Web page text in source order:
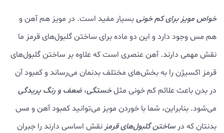
خواص مویز برای کم خونیبسیار مفید است. در مویز هم آهن و
هم مس وجود دارد و این دو ماده برای ساختن گلبول‌های قرمز ما
نقش مهمی دارند. آهن عنصری است که علاوه بر ساختن گلبول‌های
قرمز اکسیژن را به بخش‌های مختلف بدنمان می‌رساند و کمبود آن
در بدن باعث علائم کم خونی مثلخستگی، ضعف و رنگ پریدگی
می‌شود. بنابراین، شما با خوردن مویز می‌توانید کمبود آهن و مس
بدنتان که درساختن گلبول‌های قرمزنقش اساسی دارند را جبران